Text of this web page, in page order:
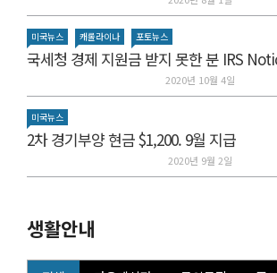
미국뉴스 캐롤라이나 포토뉴스
국세청 경제 지원금 받지 못한 분 IRS
2020년 10월 4일
미국뉴스
2차 경기부양 현금 $1,200. 9월 지급
2020년 9월 2일
생활안내